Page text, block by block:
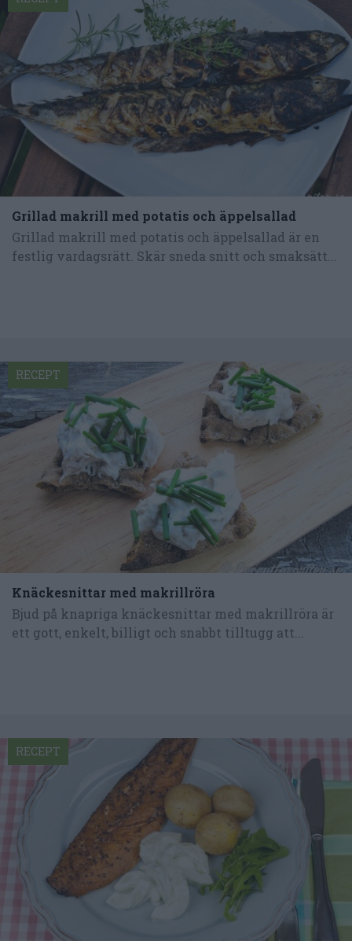
Grillad makrill med potatis och äppelsallad
Grillad makrill med potatis och äppelsallad är en
festlig vardagsrätt. Skär sneda snitt och smaksätt...
Knäckesnittar med makrillröra
Bjud på knapriga knäckesnittar med makrillröra är
ett gott, enkelt, billigt och snabbt tilltugg att...
RECEPT
RECEPT